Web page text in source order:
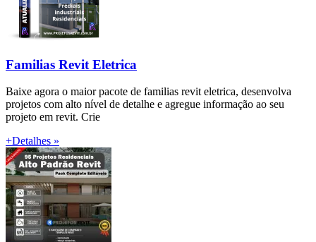
Familias Revit Eletrica
Baixe agora o maior pacote de familias revit eletrica, desenvolva
projetos com alto nível de detalhe e agregue informação ao seu
projeto em revit. Crie
+Detalhes »